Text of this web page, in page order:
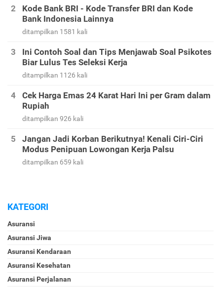
Kode Bank BRI - Kode Transfer BRI dan Kode
Bank Indonesia Lainnya
ditampilkan 1581 kali
Ini Contoh Soal dan Tips Menjawab Soal Psikotes
Biar Lulus Tes Seleksi Kerja
ditampilkan 1126 kali
Cek Harga Emas 24 Karat Hari Ini per Gram dalam
Rupiah
ditampilkan 926 kali
Jangan Jadi Korban Berikutnya! Kenali Ciri-Ciri
Modus Penipuan Lowongan Kerja Palsu
ditampilkan 659 kali
KATEGORI
Asuransi
Asuransi Jiwa
Asuransi Kendaraan
Asuransi Kesehatan
Asuransi Perjalanan